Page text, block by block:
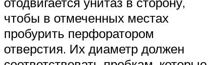
чтобы в отмеченных местах
пробурить перфоратором
отверстия. Их диаметр должен